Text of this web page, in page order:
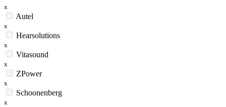
x
Autel
x
Hearsolutions
x
Vitasound
x
ZPower
x
Schoonenberg
x